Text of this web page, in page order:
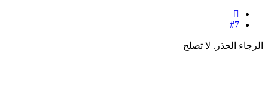
#7
الرجاء الحذر. لا تصلح